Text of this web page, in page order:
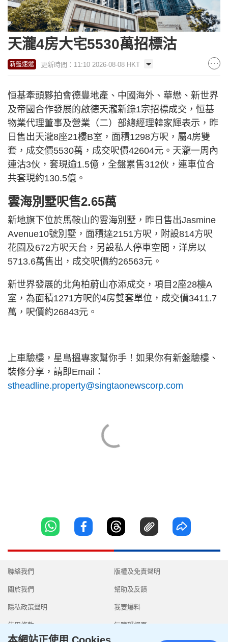
天瀧4房大宅5530萬招標沽
新盤速遞 更新時間：11:10 2026-08-08 HKT
恒基牽頭夥拍會德豐地產、中國海外、華懋、新世界
及帝國合作發展的啟德天瀧新錄1宗招標成交，恒基
物業代理董事及營業（二）部總經理韓家輝表示，昨
日售出天瀧8座21樓B室，面積1298方呎，屬4房雙
套，成交價5530萬，成交呎價42604元。天瀧一周內
連沽3伙，套現逾1.5億，全盤累售312伙，連車位合
共套現約130.5億。
雲海別墅呎售2.65萬
新地旗下位於馬鞍山的雲海別墅，昨日售出Jasmine
Avenue10號別墅，面積達2151方呎，附設814方呎
花園及672方呎天台，另設私人停車空間，洋房以
5713.6萬售出，成交呎價約26563元。
新世界發展的北角柏蔚山亦添成交，項目2座28樓A
室，為面積1271方呎的4房雙套單位，成交價3411.7
萬，呎價約26843元。
上車驗樓，星島搵專家幫你手！如果你有新盤驗樓、
裝修分享，請即Email：
stheadline.property@singtaonewscorp.com
聯絡我們
關於我們
隱私政策聲明
使用條款
版權及免責聲明
幫助及反饋
我要爆料
無障礙網頁